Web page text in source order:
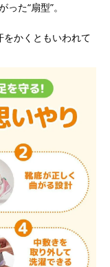
た“扇型”。
かくともいわれて